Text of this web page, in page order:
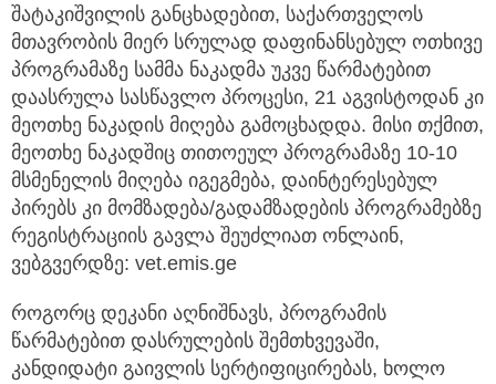
შატაკიშვილის განცხადებით, საქართველოს
მთავრობის მიერ სრულად დაფინანსებულ ოთხივე
პროგრამაზე სამმა ნაკადმა უკვე წარმატებით
დაასრულა სასწავლო პროცესი, 21 აგვისტოდან კი
მეოთხე ნაკადის მიღება გამოცხადდა. მისი თქმით,
მეოთხე ნაკადშიც თითოეულ პროგრამაზე 10-10
მსმენელის მიღება იგეგმება, დაინტერესებულ
პირებს კი მომზადება/გადამზადების პროგრამებზე
რეგისტრაციის გავლა შეუძლიათ ონლაინ,
ვებგვერდზე: vet.emis.ge
როგორც დეკანი აღნიშნავს, პროგრამის
წარმატებით დასრულების შემთხვევაში,
კანდიდატი გაივლის სერტიფიცირებას, ხოლო